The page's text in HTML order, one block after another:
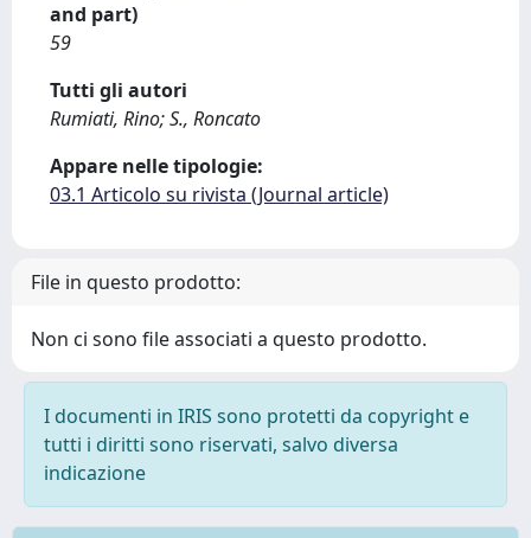
and part)
59
Tutti gli autori
Rumiati, Rino; S., Roncato
Appare nelle tipologie:
03.1 Articolo su rivista (Journal article)
File in questo prodotto:
Non ci sono file associati a questo prodotto.
I documenti in IRIS sono protetti da copyright e
tutti i diritti sono riservati, salvo diversa
indicazione